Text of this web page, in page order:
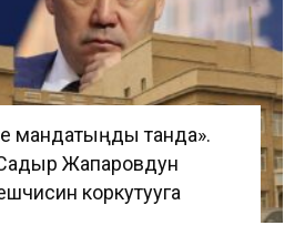
мандатыңды танда».
Жапаровдун
коркутууга